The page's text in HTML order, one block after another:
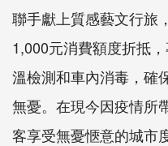
聯手獻上質感藝文行旅
1,000元消費額度折抵
溫檢測和車內消毒，確
無憂。在現今因疫情所
客享受無憂愜意的城市